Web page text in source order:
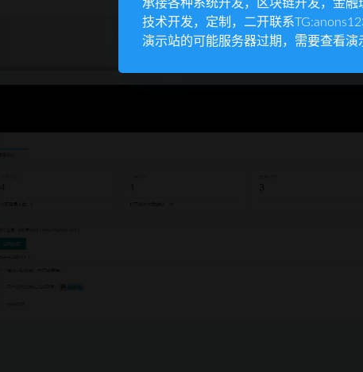
承接各种系统开发，区块链开发，金
技术开发，定制，二开联系
演示站的可能服务器过期，需要查看